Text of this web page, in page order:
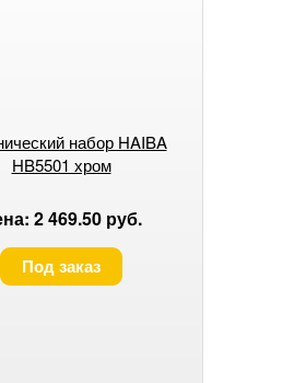
набор HAIBA
HB5501 хром
2 469.50 руб.
Под заказ